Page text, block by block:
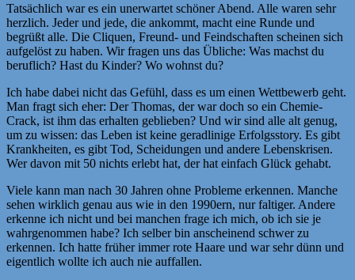
Tatsächlich war es ein unerwartet schöner Abend. Alle waren sehr
herzlich. Jeder und jede, die ankommt, macht eine Runde und
begrüßt alle. Die Cliquen, Freund- und Feindschaften scheinen sich
aufgelöst zu haben. Wir fragen uns das Übliche: Was machst du
beruflich? Hast du Kinder? Wo wohnst du?
Ich habe dabei nicht das Gefühl, dass es um einen Wettbewerb geht.
Man fragt sich eher: Der Thomas, der war doch so ein Chemie-
Crack, ist ihm das erhalten geblieben? Und wir sind alle alt genug,
um zu wissen: das Leben ist keine geradlinige Erfolgsstory. Es gibt
Krankheiten, es gibt Tod, Scheidungen und andere Lebenskrisen.
Wer davon mit 50 nichts erlebt hat, der hat einfach Glück gehabt.
Viele kann man nach 30 Jahren ohne Probleme erkennen. Manche
sehen wirklich genau aus wie in den 1990ern, nur faltiger. Andere
erkenne ich nicht und bei manchen frage ich mich, ob ich sie je
wahrgenommen habe? Ich selber bin anscheinend schwer zu
erkennen. Ich hatte früher immer rote Haare und war sehr dünn und
eigentlich wollte ich auch nie auffallen.